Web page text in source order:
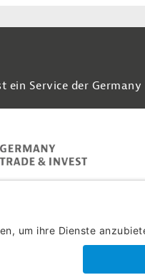
ein Service der